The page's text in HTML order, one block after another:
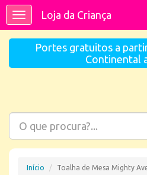
ToggleLoja da Criança
Portes gratuitos a
Continental
Início Toalha de Mesa Mighty